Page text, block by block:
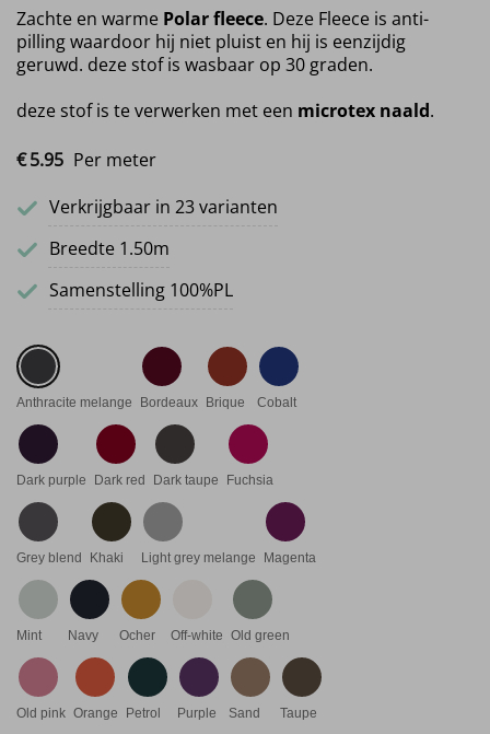
Zachte en warme Polar fleece. Deze Fleece is anti-
pilling waardoor hij niet pluist en hij is eenzijdig
geruwd. deze stof is wasbaar op 30 graden.
deze stof is te verwerken met een microtex naald.
€5.95 Per meter
Verkrijgbaar in 23 varianten
Breedte 1.50m
Samenstelling 100%PL
Anthracite melange Bordeaux Brique Cobalt
Dark purple Dark red Dark taupe Fuchsia
Grey blend Khaki Light grey melange Magenta
Mint Navy Ocher Off-white Old green
Old pink Orange Petrol Purple Sand Taupe